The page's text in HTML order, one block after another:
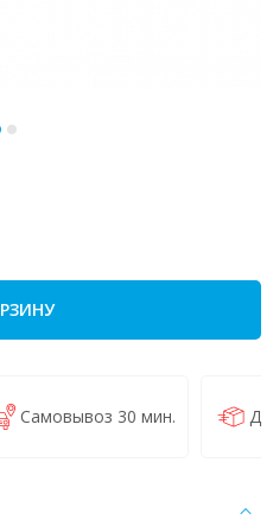
Самовывоз 30 мин.